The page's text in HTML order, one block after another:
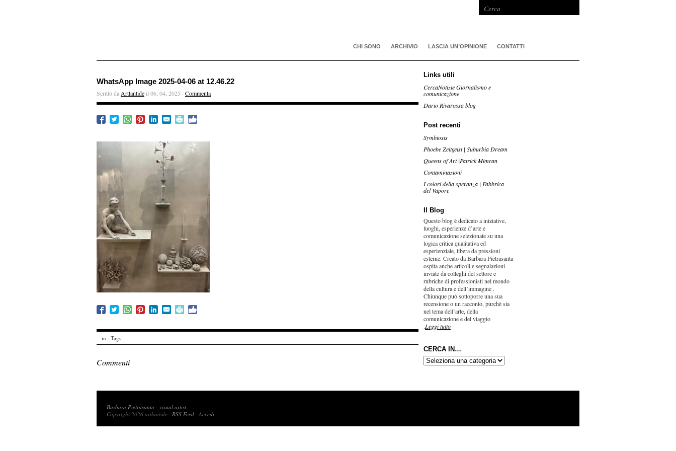
CHI SONO ARCHIVIO LASCIA UN’OPINIONE CONTATTI
WhatsApp Image 2025-04-06 at 12.46.22
Scritto da Artlantideil 06, 04, 2025 · Commenta
in · Tags
Commenti
Links utili
CercaNotizie Giornalismo e
comunicazione
Dario Rivarossa blog
Post recenti
Symbiosis
Phoebe Zeitgeist | Suburbia Dream
Queens of Art |Patrick Mimran
Contaminazioni
I colori della speranza | Fabbrica
del Vapore
Il Blog
Questo blog è dedicato a iniziative,
luoghi, esperienze d’arte e
comunicazione selezionate su una
logica critica qualitativa ed
esperienziale, libera da pressioni
esterne. Creato da Barbara Pietrasanta
ospita anche articoli e segnalazioni
inviate da colleghi del settore e
rubriche di professionisti nel mondo
della cultura e dell’immagine .
Chiunque può sottoporre una sua
recensione o un racconto, purchè sia
nel tema dell’arte, della
comunicazione e del viaggio
.Leggi tutto
CERCA IN…
CERCA
IN…
Barbara Pietrasanta - visual artist
Copyright 2026 artlantide · RSS Feed ·Accedi